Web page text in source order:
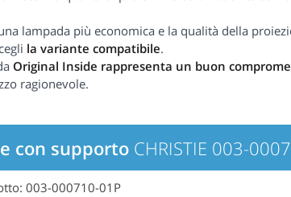
lampada più economica e la qualità della
la variante compatibile.
Original Inside rappresenta un buon
ragionevole.
con supporto CHRISTIE 003-
003-000710-01P